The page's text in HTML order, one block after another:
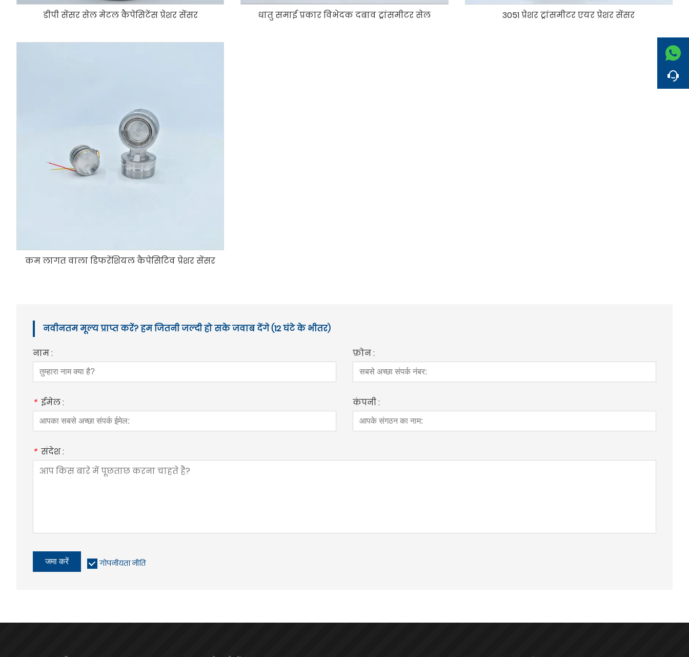
डीपी सेंसर सेल मेटल कैपेसिटेंस प्रेशर सेंसर धातु समाई प्रकार विभेदक दबाव ट्रांसमीटर सेल 3051 प्रेशर ट्रांसमीटर एयर प्रेशर सेंसर
कम लागत वाला डिफरेंशियल कैपेसिटिव प्रेशर सेंसर
नवीनतम मूल्य प्राप्त करें? हम जितनी जल्दी हो सके जवाब देंगे (12 घंटे के भीतर)
नाम : फ़ोन :
* ईमेल : कंपनी :
* संदेश :
जमा करें गोपनीयता नीति